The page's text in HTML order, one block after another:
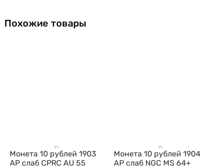
Похожие товары
Монета 10 рублей 1903
АР слаб CPRC AU 55
Монета 10 рублей 1904
АР слаб NGC MS 64+